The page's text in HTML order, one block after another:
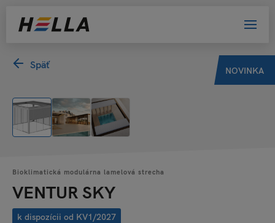
NOVINKA
Späť
Bioklimatická modulárna lamelová strecha
VENTUR SKY
k dispozícii od KV1/2027